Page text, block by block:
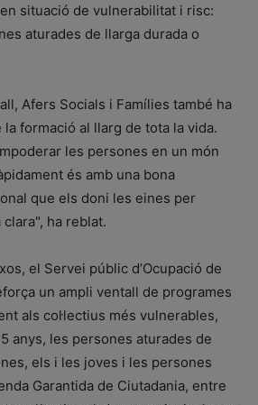
situació de vulnerabilitat i risc:
aturades de llarga durada o
Afers Socials i Famílies també ha
formació al llarg de tota la vida.
les persones en un món
és amb una bona
que els doni les eines per
ha reblat.
el Servei públic d’Ocupació de
un ampli ventall de programes
als col·lectius més vulnerables,
anys, les persones aturades de
els i les joves i les persones
Garantida de Ciutadania, entre